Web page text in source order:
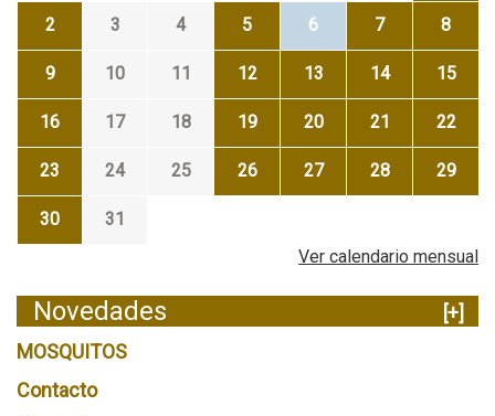
2 3 4 5 6 7 8
9 10 11 12 13 14 15
16 17 18 19 20 21 22
23 24 25 26 27 28 29
30
31
Ver calendario mensual
Novedades
[+]
MOSQUITOS
Contacto